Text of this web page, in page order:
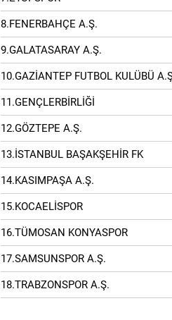
8.FENERBAHÇE A.Ş.
9.GALATASARAY A.Ş.
10.GAZİANTEP FUTBOL KULÜBÜ
11.GENÇLERBİRLİĞİ
12.GÖZTEPE A.Ş.
13.İSTANBUL BAŞAKŞEHİR FK
14.KASIMPAŞA A.Ş.
15.KOCAELİSPOR
16.TÜMOSAN KONYASPOR
17.SAMSUNSPOR A.Ş.
18.TRABZONSPOR A.Ş.